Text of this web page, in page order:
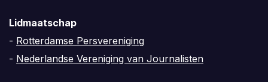
Lidmaatschap
- Rotterdamse Persvereniging
- Nederlandse Vereniging van Journalisten